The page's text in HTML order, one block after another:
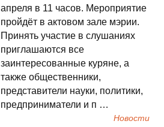
апреля в 11 часов. Мероприятие
пройдёт в актовом зале мэрии.
Принять участие в слушаниях
приглашаются все
заинтересованные куряне, а
также общественники,
представители науки, политики,
предприниматели и п …
Новости